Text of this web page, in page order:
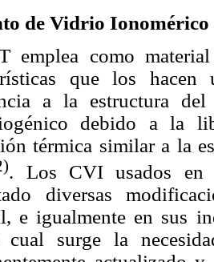
de Vidrio
emplea como
que los
a la estructura
debido a la
térmica similar a la
. Los CVI usados en
diversas
e igualmente en sus
surge la